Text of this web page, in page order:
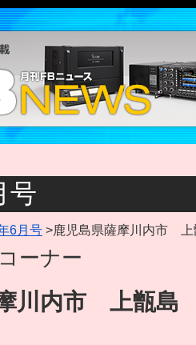
号
6月号 >鹿児島県薩摩川内市
ーナー
川内市 上甑島